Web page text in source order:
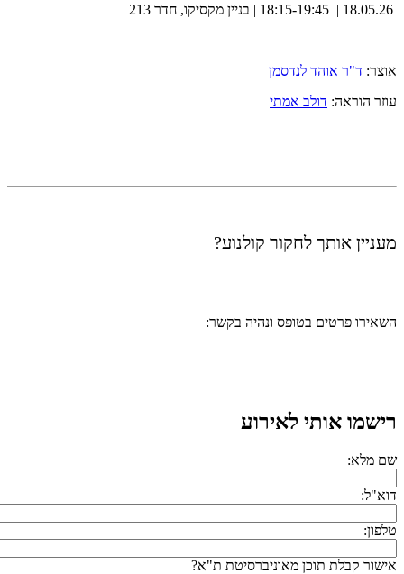
אוצר: ד"ר אוהד לנדסמן
עוזר הוראה: דולב אמתי
מעניין אותך לחקור קולנוע?
השאירו פרטים בטופס ונהיה בקשר:
רישמו אותי לאירוע
שם מלא:
דוא"ל:
טלפון:
אישור קבלת תוכן מאוניברסיטת ת"א?